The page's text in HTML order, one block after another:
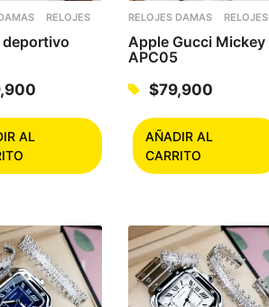
RELOJES
AL
RELOJES DAMAS RELOJES
Apple Gucci Mickey
APC05
$79,900
AÑADIR AL
CARRITO